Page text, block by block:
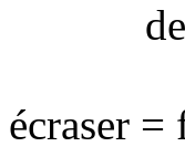
écraser